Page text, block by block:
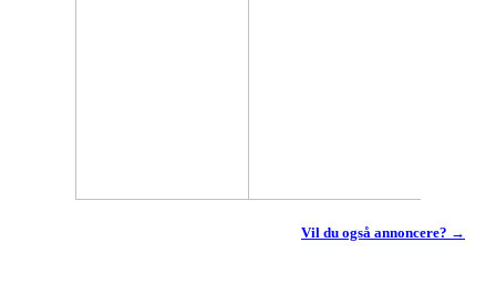
Vil du også annoncere? →